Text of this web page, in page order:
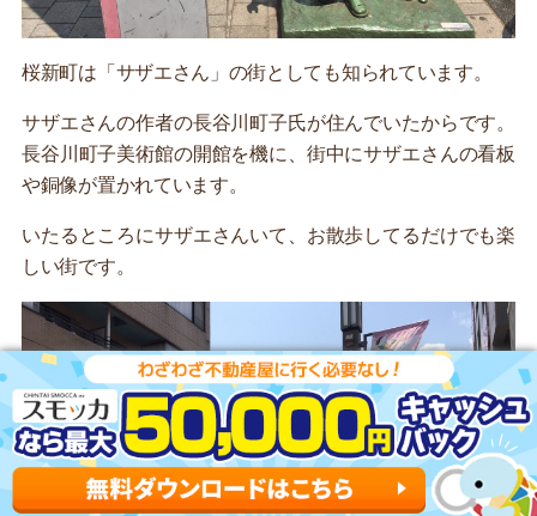
桜新町は「サザエさん」の街としても知られています。
サザエさんの作者の長谷川町子氏が住んでいたからです。
長谷川町子美術館の開館を機に、街中にサザエさんの看板
や銅像が置かれています。
いたるところにサザエさんいて、お散歩してるだけでも楽
しい街です。